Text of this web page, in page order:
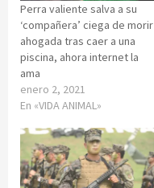
Perra valiente salva a su
‘compañera’ ciega de morir
ahogada tras caer a una
piscina, ahora internet la
ama
enero 2, 2021
En «VIDA ANIMAL»